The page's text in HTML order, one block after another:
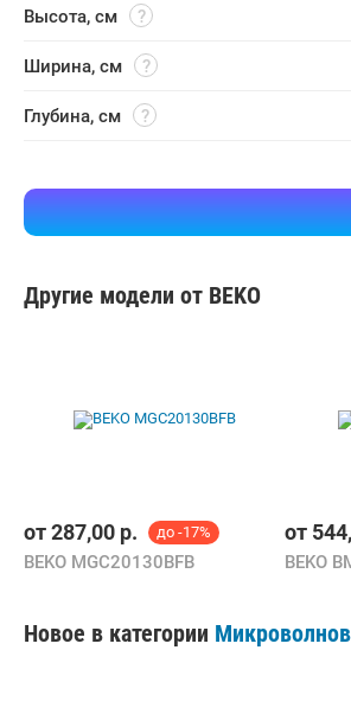
Высота, см
Ширина, см
Глубина, см
Другие модели от BEKO
от287,00 р. до -17%
BEKO MGC20130BFB
от
BEKO
Новое в категории